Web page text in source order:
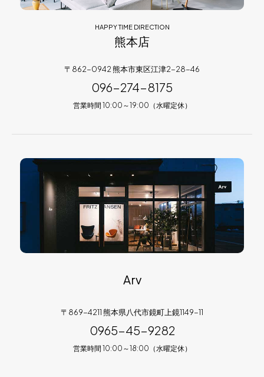
HAPPY TIME DIRECTION
熊本店
〒862-0942 熊本市東区江津2-28-46
096-274-8175
営業時間 10:00～19:00（水曜定休）
Arv
〒869-4211 熊本県八代市鏡町上鏡1149-11
0965-45-9282
営業時間 10:00～18:00（水曜定休）